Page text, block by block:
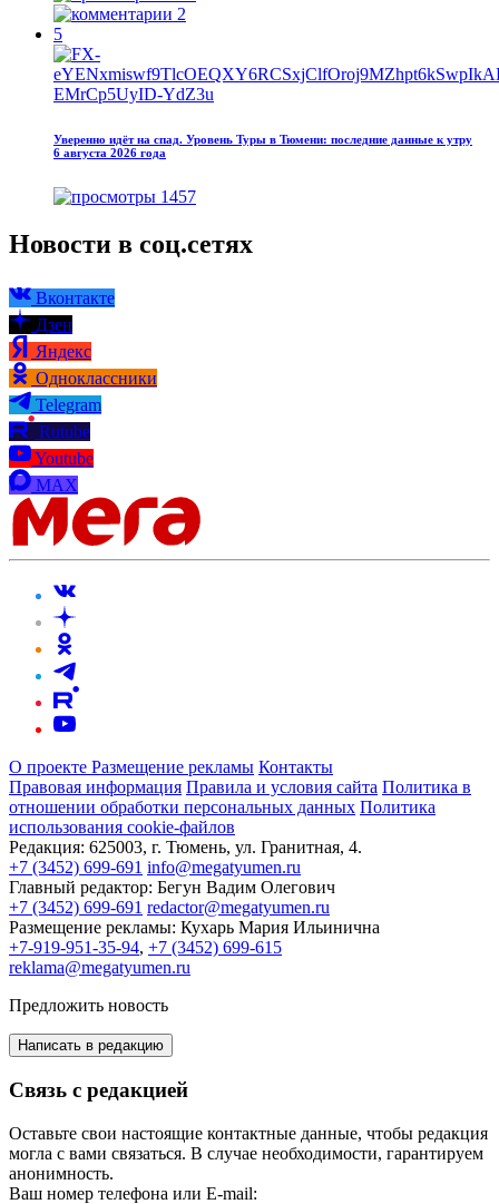
2
5
Уверенно идёт на спад. Уровень Туры в Тюмени: последние данные к утру
6 августа 2026 года
1457
Новости в соц.сетях
Вконтакте
Дзен
Яндекс
Одноклассники
Telegram
Rutube
Youtube
MAX
О проекте Размещение рекламы Контакты
Правовая информация Правила и условия сайта Политика в
отношении обработки персональных данных Политика
использования cookie-файлов
Редакция: 625003, г. Тюмень, ул. Гранитная, 4.
+7 (3452) 699-691 info@megatyumen.ru
Главный редактор: Бегун Вадим Олегович
+7 (3452) 699-691 redactor@megatyumen.ru
Размещение рекламы: Кухарь Мария Ильинична
+7-919-951-35-94, +7 (3452) 699-615
reklama@megatyumen.ru
Предложить новость
Написать в редакцию
Связь с редакцией
Оставьте свои настоящие контактные данные, чтобы редакция
могла с вами связаться. В случае необходимости, гарантируем
анонимность.
Ваш номер телефона или E-mail: